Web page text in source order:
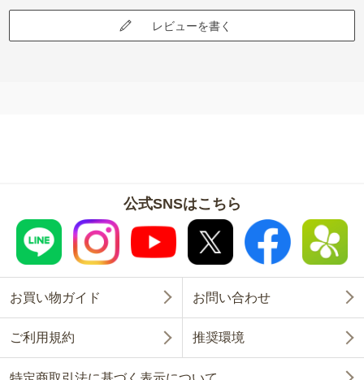
レビューを書く
公式SNSはこちら
お買い物ガイド お問い合わせ
ご利用規約 推奨環境